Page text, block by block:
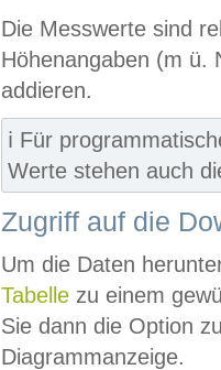
Die Messwerte sind
Höhenangaben (m ü.
addieren.
ℹ️ Für
Werte stehen auch
Zugriff auf die
Um die Daten
Tabelle zu einem
Sie dann die Option
Diagrammanzeige.